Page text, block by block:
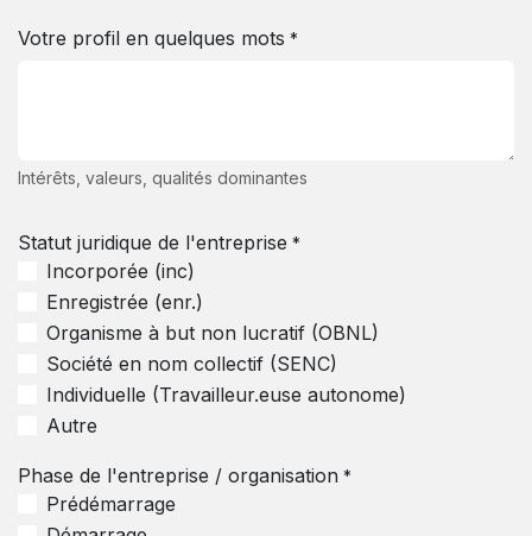
Votre profil en quelques mots *
Intérêts, valeurs, qualités dominantes
Statut juridique de l'entreprise *
Incorporée (inc)
Enregistrée (enr.)
Organisme à but non lucratif (OBNL)
Société en nom collectif (SENC)
Individuelle (Travailleur.euse autonome)
Autre
Phase de l'entreprise / organisation *
Prédémarrage